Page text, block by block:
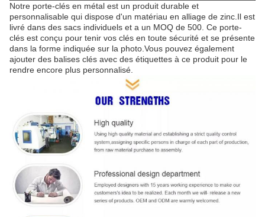
Notre porte-clés en métal est un produit durable et
personnalisable qui dispose d'un matériau en alliage de zinc.Il est
livré dans des sacs individuels et a un MOQ de 500. Ce porte-
clés est conçu pour tenir vos clés en toute sécurité et se présente
dans la forme indiquée sur la photo.Vous pouvez également
ajouter des balises clés avec des étiquettes à ce produit pour le
rendre encore plus personnalisé.